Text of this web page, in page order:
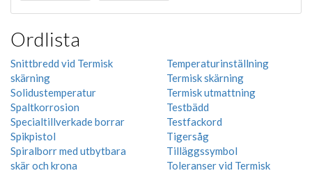
Ordlista
Snittbredd vid Termisk
skärning
Solidustemperatur
Spaltkorrosion
Specialtillverkade borrar
Spikpistol
Spiralborr med utbytbara
skär och krona
Temperaturinställning
Termisk skärning
Termisk utmattning
Testbädd
Testfackord
Tigersåg
Tilläggssymbol
Toleranser vid Termisk